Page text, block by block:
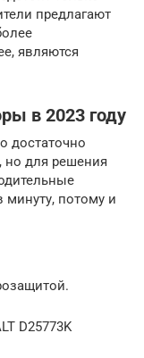
предлагают
являются
в 2023 году
достаточно
но для решения
минуту, потому и
D25773K